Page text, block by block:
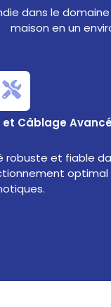
dans le
maison en un
et Câblage Avancé
robuste et fiable